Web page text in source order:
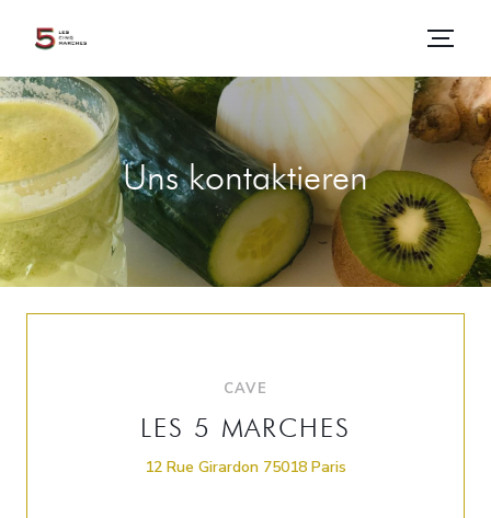
Uns kontaktieren
CAVE
LES 5 MARCHES
12 Rue Girardon 75018 Paris